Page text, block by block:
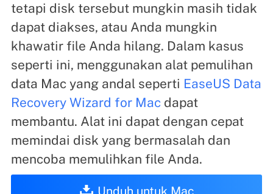
tetapi disk tersebut mungkin masih tidak
dapat diakses, atau Anda mungkin
khawatir file Anda hilang. Dalam kasus
seperti ini, menggunakan alat pemulihan
data Mac yang andal seperti EaseUS Data
Recovery Wizard for Macdapat
membantu. Alat ini dapat dengan cepat
memindai disk yang bermasalah dan
mencoba memulihkan file Anda.
Unduh untuk Mac